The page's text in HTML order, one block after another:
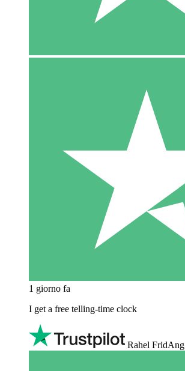
1 giorno fa
I get a free telling-time clock
Rahel FridAng